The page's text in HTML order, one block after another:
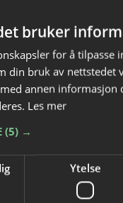
or delete it, then
KONTAKT
+47 63 89 05 00
Åpningstider:
Man-Tor: 07:30 –
bruker
for å tilpasse
din bruk av nettstedet
annen
Les mer
(5) →
Ytelse